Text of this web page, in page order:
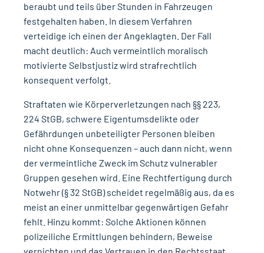
beraubt und teils über Stunden in Fahrzeugen
festgehalten haben. In diesem Verfahren
verteidige ich einen der Angeklagten. Der Fall
macht deutlich: Auch vermeintlich moralisch
motivierte Selbstjustiz wird strafrechtlich
konsequent verfolgt.
Straftaten wie Körperverletzungen nach §§ 223,
224 StGB, schwere Eigentumsdelikte oder
Gefährdungen unbeteiligter Personen bleiben
nicht ohne Konsequenzen – auch dann nicht, wenn
der vermeintliche Zweck im Schutz vulnerabler
Gruppen gesehen wird. Eine Rechtfertigung durch
Notwehr (§ 32 StGB) scheidet regelmäßig aus, da es
meist an einer unmittelbar gegenwärtigen Gefahr
fehlt. Hinzu kommt: Solche Aktionen können
polizeiliche Ermittlungen behindern, Beweise